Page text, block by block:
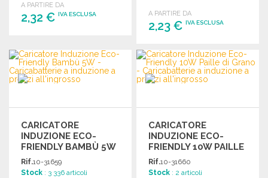
antiscivolo.
A PARTIRE DA
2,32 € IVA ESCLUSA
Richiedi un preventivo
A PARTIRE DA
2,23 €IVA ESCLUSA
ORDINARE
Richiedi un preventivo
CARICATORE
INDUZIONE ECO-
FRIENDLY BAMBÙ 5W
Rif.10-31659
Stock : 3 336 articoli
CARICATORE
INDUZIONE ECO-
FRIENDLY 10W PAILLE
DI GRANO
Rif.10-31660
Stock : 2 articoli